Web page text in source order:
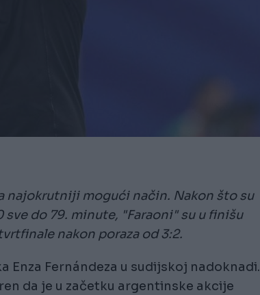
najokrutniji mogući način. Nakon što su
do 79. minute, "Faraoni" su u finišu
nakon poraza od 3:2.
Fernándeza u sudijskoj nadoknadi.
da je u začetku argentinske akcije